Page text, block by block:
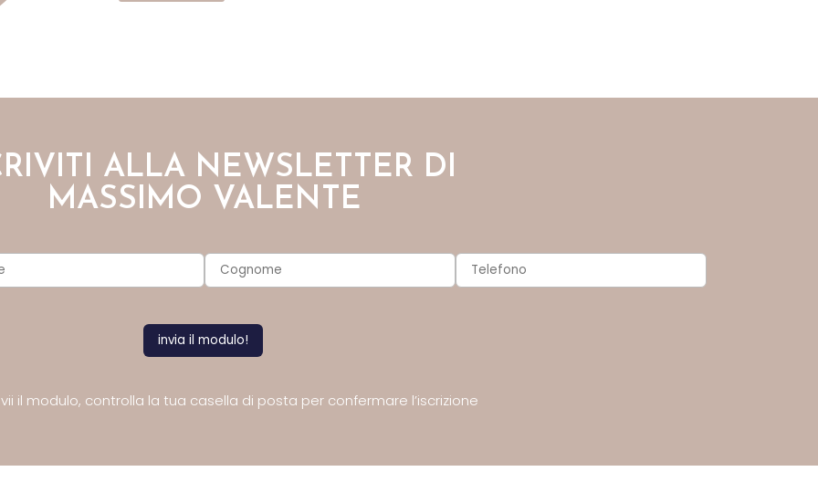
ALLA NEWSLETTER DI
MASSIMO VALENTE
il modulo, controlla la tua casella di posta per confermare l’iscrizione